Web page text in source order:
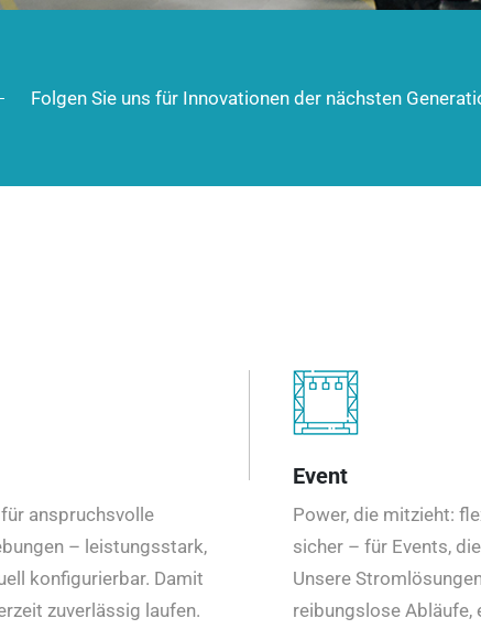
Folgen Sie uns für Innovationen der nächsten
anspruchsvolle
– leistungsstark,
konfigurierbar. Damit
zuverlässig laufen.
Event
Power, die mitzieht:
sicher – für Events,
Unsere
reibungslose Abläufe,